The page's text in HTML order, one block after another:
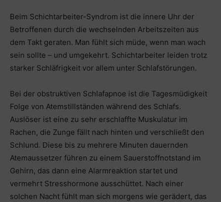
Beim Schichtarbeiter-Syndrom ist die innere Uhr der
Betroffenen durch die wechselnden Arbeitszeiten aus
dem Takt geraten. Man fühlt sich müde, wenn man wach
sein sollte – und umgekehrt. Schichtarbeiter leiden trotz
starker Schläfrigkeit vor allem unter Schlafstörungen.
Bei der obstruktiven Schlafapnoe ist die Tagesmüdigkeit
Folge von Atemstillständen während des Schlafs.
Auslöser ist eine zu sehr erschlaffte Muskulatur im
Rachen, die Zunge fällt nach hinten und verschließt den
Schlund. Diese bis zu mehrere Minuten dauernden
Atemaussetzer führen zu einem Sauerstoffnotstand im
Gehirn, das dann eine Alarmreaktion startet und
vermehrt Stresshormone ausschüttet. Nach einer
solchen Nacht fühlt man sich morgens wie gerädert, das